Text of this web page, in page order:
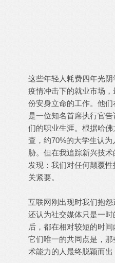
这些年轻人耗费四年光
疫情冲击下的就业市场
份安身立命的工作。他
是一位知名首席执行官
们的职业生涯。根据哈
查，约70%的大学生认
胁。但在我追踪新兴技
发现：我们对任何颠覆
关紧要。
互联网刚出现时我们抱怨
还认为社交媒体只是一
后，都在相对较短的时间
它们唯一的共同点是，
术能力的人最终脱颖而出